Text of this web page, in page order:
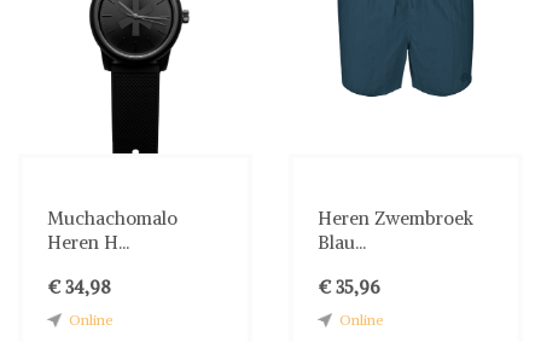
Muchachomalo
Heren H...
€ 34,98
Online
Heren Zwembroek
Blau...
€ 35,96
Online